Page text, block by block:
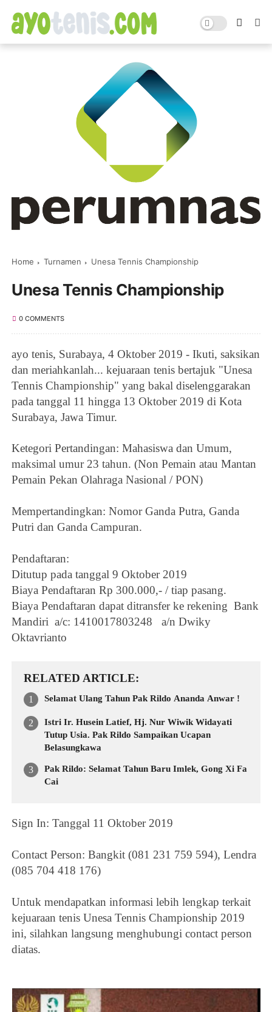
Home Turnamen Unesa Tennis Championship
Unesa Tennis Championship
0 COMMENTS
ayo tenis, Surabaya, 4 Oktober 2019 -Ikuti, saksikan
dan meriahkanlah...kejuaraan tenis bertajuk "Unesa
Tennis Championship" yang bakal diselenggarakan
pada tanggal 11 hingga 13 Oktober 2019 di Kota
Surabaya, Jawa Timur.
Ketegori Pertandingan: Mahasiswa dan Umum,
maksimal umur 23 tahun. (Non Pemain atau Mantan
Pemain Pekan Olahraga Nasional / PON)
Mempertandingkan: Nomor Ganda Putra, Ganda
Putri dan Ganda Campuran.
Pendaftaran:
Ditutup pada tanggal 9 Oktober 2019
Biaya Pendaftaran Rp 300.000,- / tiap pasang.
Biaya Pendaftaran dapat ditransfer ke rekening Bank
Mandiri a/c: 1410017803248 a/n Dwiky
Oktavrianto
RELATED ARTICLE
Selamat Ulang Tahun Pak Rildo Ananda Anwar !
Istri Ir. Husein Latief, Hj. Nur Wiwik Widayati
Tutup Usia. Pak Rildo Sampaikan Ucapan
Belasungkawa
Pak Rildo: Selamat Tahun Baru Imlek, Gong Xi Fa
Cai
Sign In: Tanggal 11 Oktober 2019
Contact Person: Bangkit (081 231 759 594), Lendra
(085 704 418 176)
Untuk mendapatkan informasi lebih lengkap terkait
kejuaraan tenisUnesa Tennis Championship 2019
ini, silahkan langsung menghubungi contact person
diatas.